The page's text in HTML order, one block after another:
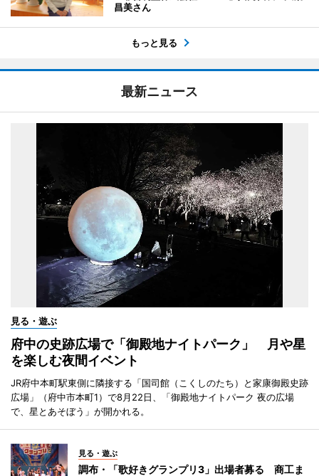
昌美さん
もっと見る
最新ニュース
見る・遊ぶ
府中の史跡広場で「御殿地ナイトパーク」 月や星
を楽しむ夜間イベント
JR府中本町駅東側に隣接する「国司館（こくしのたち）と家康御殿史跡
広場」（府中市本町1）で8月22日、「御殿地ナイトパーク 夜の広場
で、星とあそぼう」が開かれる。
見る・遊ぶ
調布・「歌好きグランプリ3」出場者募る 商工ま